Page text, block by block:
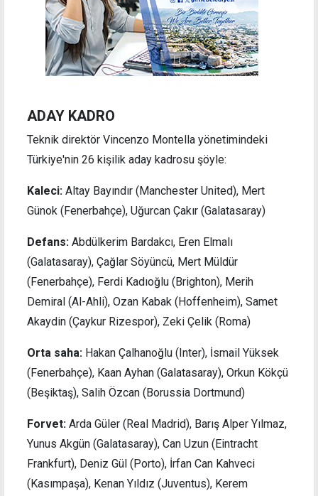
ADAY KADRO
Teknik direktör Vincenzo Montella yönetimindeki
Türkiye'nin 26 kişilik aday kadrosu şöyle:
Kaleci: Altay Bayındır (Manchester United), Mert
Günok (Fenerbahçe), Uğurcan Çakır (Galatasaray)
Defans: Abdülkerim Bardakcı, Eren Elmalı
(Galatasaray), Çağlar Söyüncü, Mert Müldür
(Fenerbahçe), Ferdi Kadıoğlu (Brighton), Merih
Demiral (Al-Ahli), Ozan Kabak (Hoffenheim), Samet
Akaydin (Çaykur Rizespor), Zeki Çelik (Roma)
Orta saha: Hakan Çalhanoğlu (Inter), İsmail Yüksek
(Fenerbahçe), Kaan Ayhan (Galatasaray), Orkun Kökçü
(Beşiktaş), Salih Özcan (Borussia Dortmund)
Forvet: Arda Güler (Real Madrid), Barış Alper Yılmaz,
Yunus Akgün (Galatasaray), Can Uzun (Eintracht
Frankfurt), Deniz Gül (Porto), İrfan Can Kahveci
(Kasımpaşa), Kenan Yıldız (Juventus), Kerem